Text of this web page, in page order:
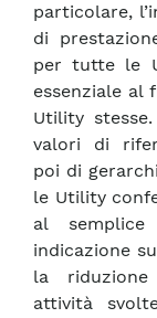
particolare,
di
per tutte le
essenziale
Utility
valori di
poi di
le Utility
al
indicazione
la riduzione
attività